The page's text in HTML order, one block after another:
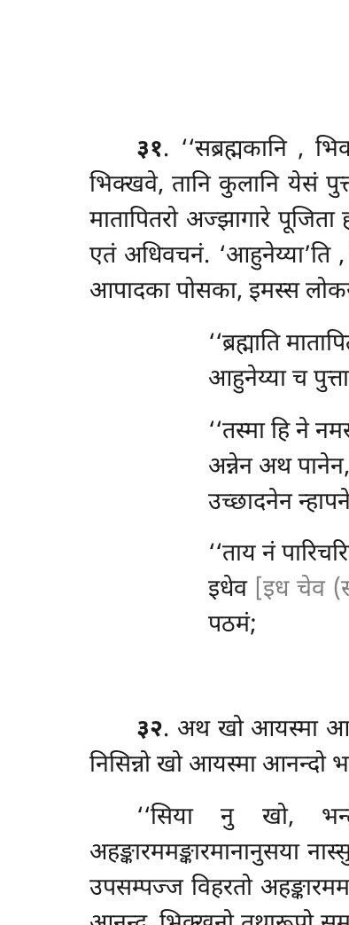
३१. ‘‘सब्रह्मकानि ,
भिक्खवे, तानि कुलानि येसं
मातापितरो अज्झागारे पूजिता
एतं अधिवचनं. ‘आहुनेय्या’ति
आपादका पोसका, इमस्स
‘‘ब्रह्माति
आहुनेय्या च
‘‘तस्मा हि ने
अन्नेन अथ
उच्छादनेन
‘‘ताय नं
इधेव [इध चेव
पठमं;
३२. अथ खो आयस्मा
निसिन्नो खो आयस्मा आनन्दो
‘‘सिया नु खो,
अहङ्कारममङ्कारमानानुसया
उपसम्पज्ज विहरतो